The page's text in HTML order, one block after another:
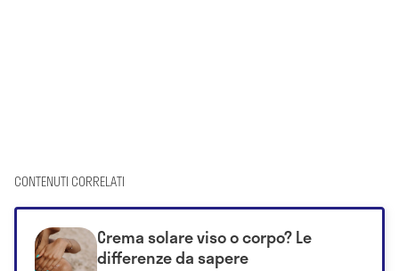
CONTENUTI CORRELATI
Crema solare viso o corpo? Le
differenze da sapere